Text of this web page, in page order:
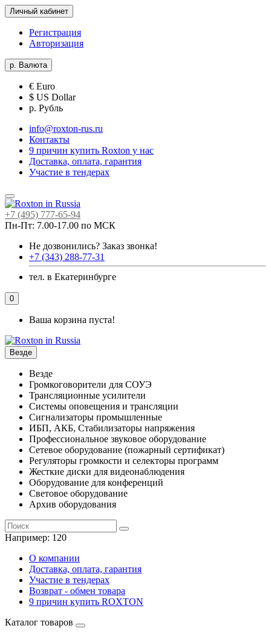
Личный кабинет
Регистрация
Авторизация
р. Валюта
€ Euro
$ US Dollar
р. Рубль
info@roxton-rus.ru
Контакты
9 причин купить Roxton у нас
Доставка, оплата, гарантия
Участие в тендерах
+7 (495) 777-65-94
Пн-Пт: 7.00-17.00 по МСК
Не дозвонились? Заказ звонка!
+7 (343) 288-77-31
тел. в Екатеринбурге
0
Ваша корзина пуста!
Везде
Везде
Громкоговорители для СОУЭ
Трансляционные усилители
Системы оповещения и трансляции
Сигнализаторы промышленные
ИБП, АКБ, Стабилизаторы напряжения
Профессиональное звуковое оборудование
Сетевое оборудование (пожарный сертификат)
Регуляторы громкости и селекторы программ
Жесткие диски для видеонаблюдения
Оборудование для конференций
Световое оборудование
Архив оборудования
Например: 120
О компании
Доставка, оплата, гарантия
Участие в тендерах
Возврат - обмен товара
9 причин купить ROXTON
Каталог товаров